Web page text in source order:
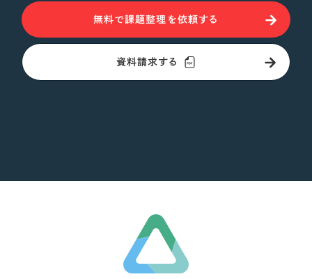
無料で課題整理を依頼する
資料請求する